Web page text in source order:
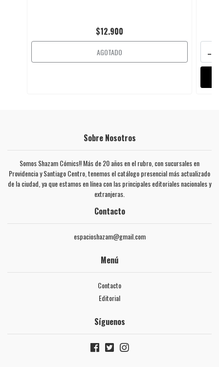
$12.900
AGOTADO -
Sobre Nosotros
Somos Shazam Cómics!! Más de 20 años en el rubro, con sucursales en
Providencia y Santiago Centro, tenemos el catálogo presencial más actualizado
de la ciudad, ya que estamos en línea con las principales editoriales nacionales y
extranjeras.
Contacto
espacioshazam@gmail.com
Menú
Contacto
Editorial
Síguenos